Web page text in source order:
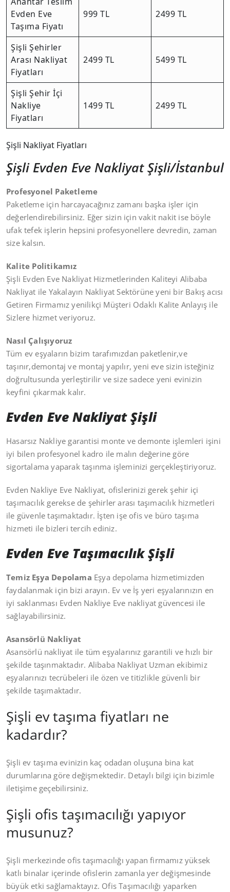
Evden Eve
Taşıma Fiyatı
999 TL 2499 TL
Şişli Şehirler
Arası Nakliyat
Fiyatları
2499 TL 5499 TL
Şişli Şehir İçi
Nakliye
Fiyatları
1499 TL 2499 TL
Şişli Nakliyat Fiyatları
Şişli Evden Eve Nakliyat Şişli/İstanbul
Profesyonel Paketleme
Paketleme için harcayacağınız zamanı başka işler için
değerlendirebilirsiniz. Eğer sizin için vakit nakit ise böyle
ufak tefek işlerin hepsini profesyonellere devredin, zaman
size kalsın.
Kalite Politikamız
Şişli Evden Eve Nakliyat Hizmetlerinden Kaliteyi Alibaba
Nakliyat ile Yakalayın Nakliyat Sektörüne yeni bir Bakış acısı
Getiren Firmamız yenilikçi Müşteri Odaklı Kalite Anlayış ile
Sizlere hizmet veriyoruz.
Nasıl Çalışıyoruz
Tüm ev eşyaların bizim tarafımızdan paketlenir,ve
taşınır,demontaj ve montaj yapılır, yeni eve sizin isteğiniz
doğrultusunda yerleştirilir ve size sadece yeni evinizin
keyfini çıkarmak kalır.
Evden Eve Nakliyat Şişli
Hasarsız Nakliye garantisi monte ve demonte işlemleri işini
iyi bilen profesyonel kadro ile malın değerine göre
sigortalama yaparak taşınma işleminizi gerçekleştiriyoruz.
Evden Nakliye Eve Nakliyat, ofislerinizi gerek şehir içi
taşımacılık gerekse de şehirler arası taşımacılık hizmetleri
ile güvenle taşımaktadır. İşten işe ofis ve büro taşıma
hizmeti ile bizleri tercih ediniz.
Evden Eve Taşımacılık Şişli
Temiz Eşya Depolama Eşya depolama hizmetimizden
faydalanmak için bizi arayın. Ev ve İş yeri eşyalarınızın en
iyi saklanması Evden Nakliye Eve nakliyat güvencesi ile
sağlayabilirsiniz.
Asansörlü Nakliyat
Asansörlü nakliyat ile tüm eşyalarınız garantili ve hızlı bir
şekilde taşınmaktadır. Alibaba Nakliyat Uzman ekibimiz
eşyalarınızı tecrübeleri ile özen ve titizlikle güvenli bir
şekilde taşımaktadır.
Şişli ev taşıma fiyatları ne
kadardır?
Şişli ev taşıma evinizin kaç odadan oluşuna bina kat
durumlarına göre değişmektedir. Detaylı bilgi için bizimle
iletişime geçebilirsiniz.
Şişli ofis taşımacılığı yapıyor
musunuz?
Şişli merkezinde ofis taşımacılığı yapan firmamız yüksek
katlı binalar içerinde ofislerin zamanla yer değişmesinde
büyük etki sağlamaktayız. Ofis Taşımacılığı yaparken